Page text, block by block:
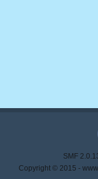
SMF
Copyright © 2015 -